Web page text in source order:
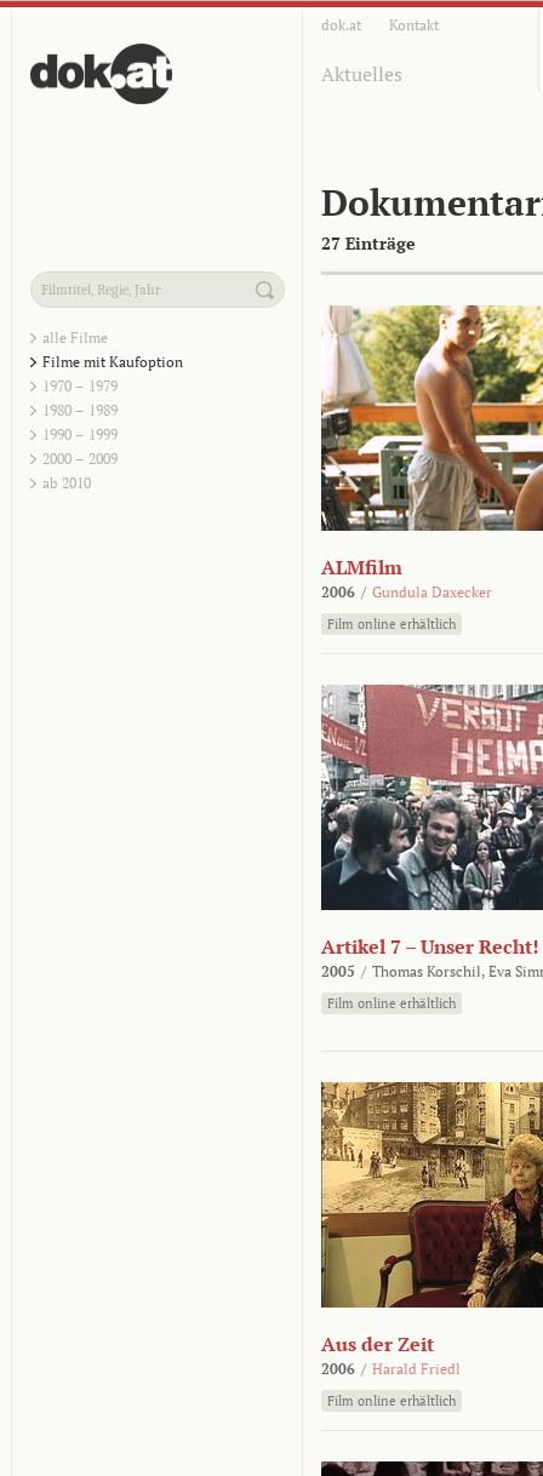
dok.at Kontakt
Aktuelles
27 Einträge
alle Filme
Filme mit Kaufoption
1970 – 1979
1980 – 1989
1990 – 1999
2000 – 2009
ab 2010
ALMfilm
2006 / Gundula Daxecker
Film online erhältlich
Artikel 7 – Unser Recht!
2005 / Thomas Korschil, Eva
Film online erhältlich
Aus der Zeit
2006 / Harald Friedl
Film online erhältlich